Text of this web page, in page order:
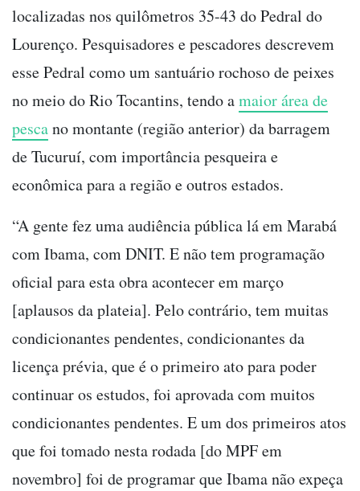
localizadas nos quilômetros 35-43 do Pedral do
Lourenço. Pesquisadores e pescadores descrevem
esse Pedral como um santuário rochoso de peixes
no meio do Rio Tocantins, tendo amaior área de
pescano montante (região anterior) da barragem
de Tucuruí, com importância pesqueira e
econômica para a região e outros estados.
“A gente fez uma audiência pública lá em Marabá
com Ibama, com DNIT. E não tem programação
oficial para esta obra acontecer em março
[aplausos da plateia]. Pelo contrário, tem muitas
condicionantes pendentes, condicionantes da
licença prévia, que é o primeiro ato para poder
continuar os estudos, foi aprovada com muitos
condicionantes pendentes. E um dos primeiros atos
que foi tomado nesta rodada [do MPF em
novembro] foi de programar que Ibama não expeça